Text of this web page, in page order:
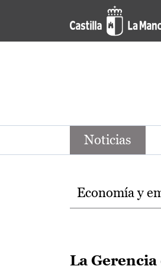
Pasar al contenido principal
Noticias de la
Noticias
Temas
Economía y
La Gerencia